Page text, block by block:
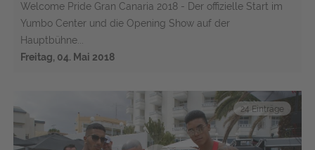
Welcome Pride Gran Canaria 2018 - Der offizielle Start im
Yumbo Center und die Opening Show auf der
Hauptbühne...
Freitag, 04. Mai 2018
24 Einträge